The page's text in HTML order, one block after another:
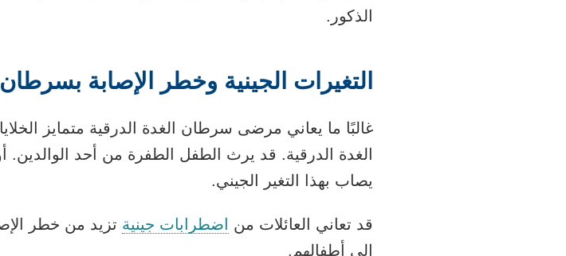
الذكور.
التغيرات الجينية وخطر الإصابة بسرطان
غالبًا ما يعاني مرضى سرطان الغدة الدرقية متمايز
الغدة الدرقية. قد يرث الطفل الطفرة من أحد
يصاب بهذا التغير الجيني.
قد تعاني العائلات من اضطرابات جينية تزيد من خطر
إلى أطفالهم.